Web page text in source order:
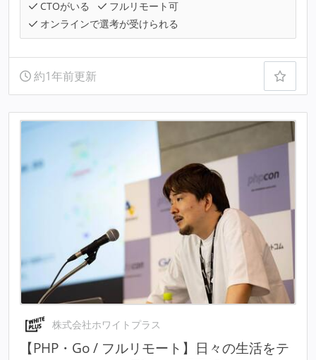
CTOがいる
フルリモート可
オンラインで選考が受けられる
約1年前更新
株式会社ホワイトプラス
【PHP・Go / フルリモート】日々の生活をテ